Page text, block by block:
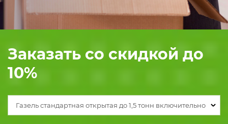
Заказать со скидкой до
10%
Газель стандартная открытая до 1,5 тонн включительно